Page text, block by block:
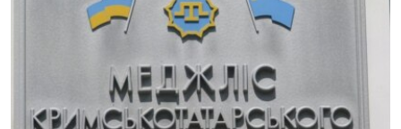
FİKİR